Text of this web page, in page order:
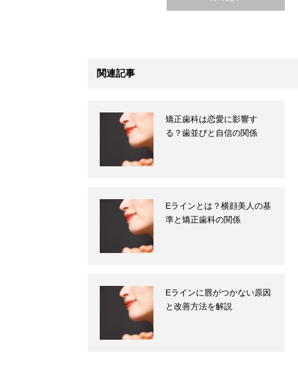
関連記事
矯正歯科は恋愛に影響す
る？歯並びと自信の関係
Eラインとは？横顔美人の基
準と矯正歯科の関係
Eラインに唇がつかない原因
と改善方法を解説